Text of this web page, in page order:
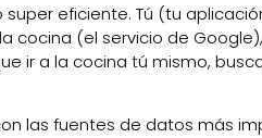
eficiente. Tú (tu
cocina (el servicio de
ir a la cocina tú mismo,
las fuentes de datos más